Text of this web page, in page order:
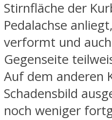
Stirnfläche der
Pedalachse
verformt und
Gegenseite
Auf dem anderen
Schadensbild
noch weniger